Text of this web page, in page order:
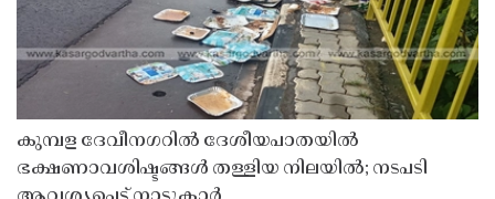
കുമ്പള ദേവീനഗറിൽ ദേശീയപാതയിൽ
ഭക്ഷണാവശിഷ്ടങ്ങൾ തള്ളിയ നിലയിൽ; നടപടി